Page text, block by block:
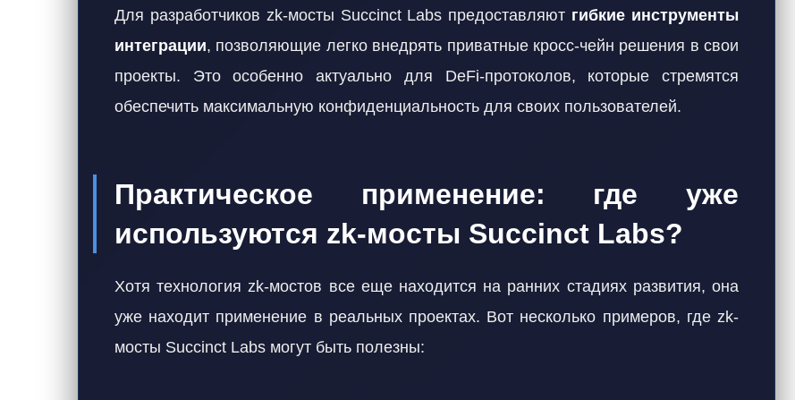
Для разработчиков zk-мосты Succinct Labs предоставляют гибкие инструменты
интеграции, позволяющие легко внедрять приватные кросс-чейн решения в свои
проекты. Это особенно актуально для DeFi-протоколов, которые стремятся
обеспечить максимальную конфиденциальность для своих пользователей.
Практическое применение: где уже
используются zk-мосты Succinct Labs?
Хотя технология zk-мостов все еще находится на ранних стадиях развития, она
уже находит применение в реальных проектах. Вот несколько примеров, где zk-
мосты Succinct Labs могут быть полезны: